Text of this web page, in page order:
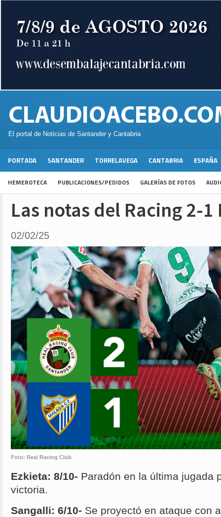
El portal de Noticias de Santander y Cantabria
PORTADA SANTANDER TORRELAVEGA CANTABRIA ESPAÑA
HEMEROTECA PUBLICACIONES/PEDIDOS GALERÍAS DE FOTOS
Las notas del Racing 2-1
02/02/25
Foto: Real Racing Club
Ezkieta: 8/10- Paradón en la última jugada
victoria.
Sangalli: 6/10- Se proyectó en ataque con